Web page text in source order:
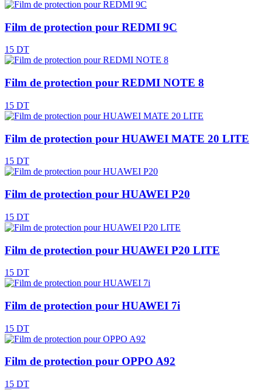
Film de protection pour REDMI 9C
15 DT
Film de protection pour REDMI NOTE 8
15 DT
Film de protection pour HUAWEI MATE 20 LITE
15 DT
Film de protection pour HUAWEI P20
15 DT
Film de protection pour HUAWEI P20 LITE
15 DT
Film de protection pour HUAWEI 7i
15 DT
Film de protection pour OPPO A92
15 DT